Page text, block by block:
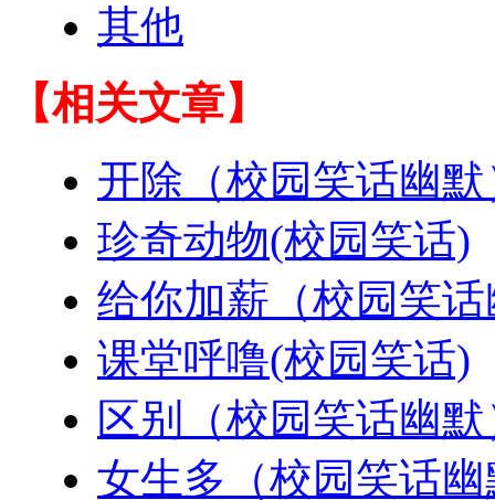
其他
【相关文章】
开除（校园笑话幽默
珍奇动物(校园笑话)
给你加薪（校园笑
课堂呼噜(校园笑话)
区别（校园笑话幽
女生多（校园笑话